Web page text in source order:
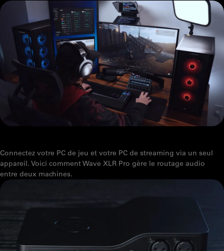
Connectez votre PC de jeu et votre PC de streaming via un seul
appareil. Voici comment Wave XLR Pro gère le routage audio
entre deux machines.